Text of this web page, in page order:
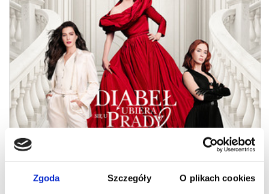
Zgoda Szczegóły O plikach cookies